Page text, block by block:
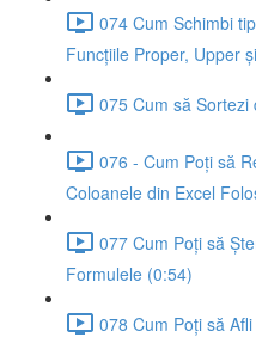
074 Cum Schimbi
Funcțiile Proper, Upper
075 Cum să
076 - Cum Poți să
Coloanele din Excel
077 Cum Poți să
Formulele (0:54)
078 Cum Poți să